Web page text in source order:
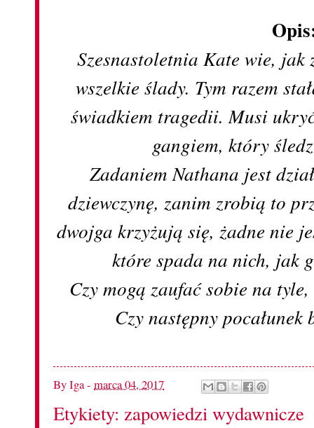
Szesnastoletnia Kate wie,
wszelkie ślady. Tym razem
świadkiem tragedii. Musi
gangiem, który
Zadaniem Nathana jest
dziewczynę, zanim zrobią to
dwojga krzyżują się, żadne nie
które spada na nich, jak
Czy mogą zaufać sobie na
Czy następny
ByIga- marca 04, 2017
Etykiety: zapowiedzi wydawnicze